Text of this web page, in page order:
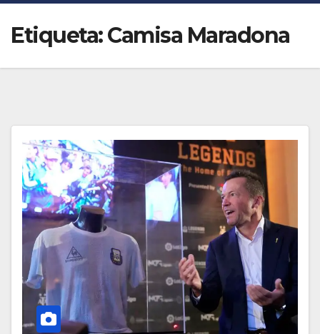
Etiqueta:Camisa Maradona